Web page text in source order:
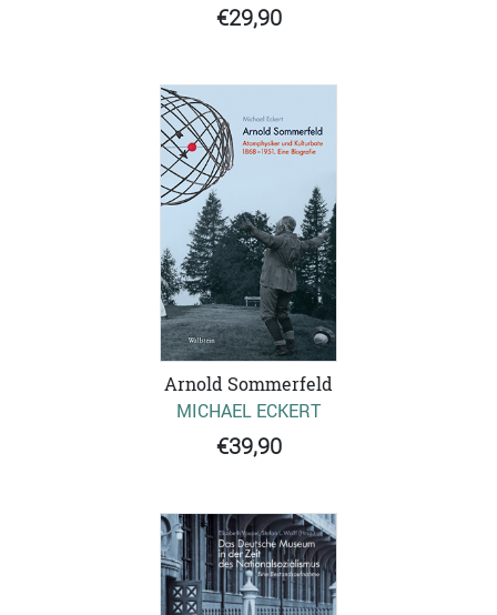
€29,90
Arnold Sommerfeld
MICHAEL ECKERT
€39,90